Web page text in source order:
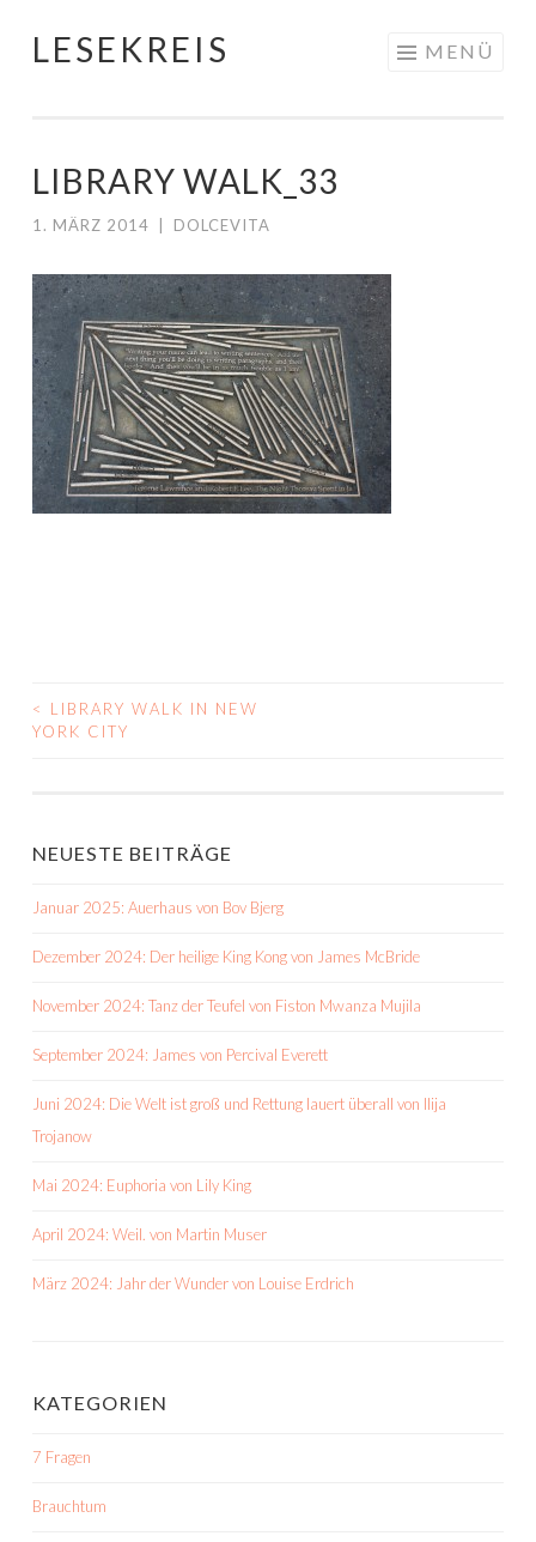
Springe
LESEKREIS MENÜ
LIBRARY WALK_33
1. MÄRZ 2014 DOLCEVITA
BEITRAGS-
<
LIBRARY WALK IN NEW
YORK CITY
NEUESTE BEITRÄGE
Januar 2025: Auerhaus von Bov Bjerg
Dezember 2024: Der heilige King Kong von James McBride
November 2024: Tanz der Teufel von Fiston Mwanza Mujila
September 2024: James von Percival Everett
Juni 2024: Die Welt ist groß und Rettung lauert überall von Ilija
Trojanow
Mai 2024: Euphoria von Lily King
April 2024: Weil. von Martin Muser
März 2024: Jahr der Wunder von Louise Erdrich
KATEGORIEN
7 Fragen
Brauchtum